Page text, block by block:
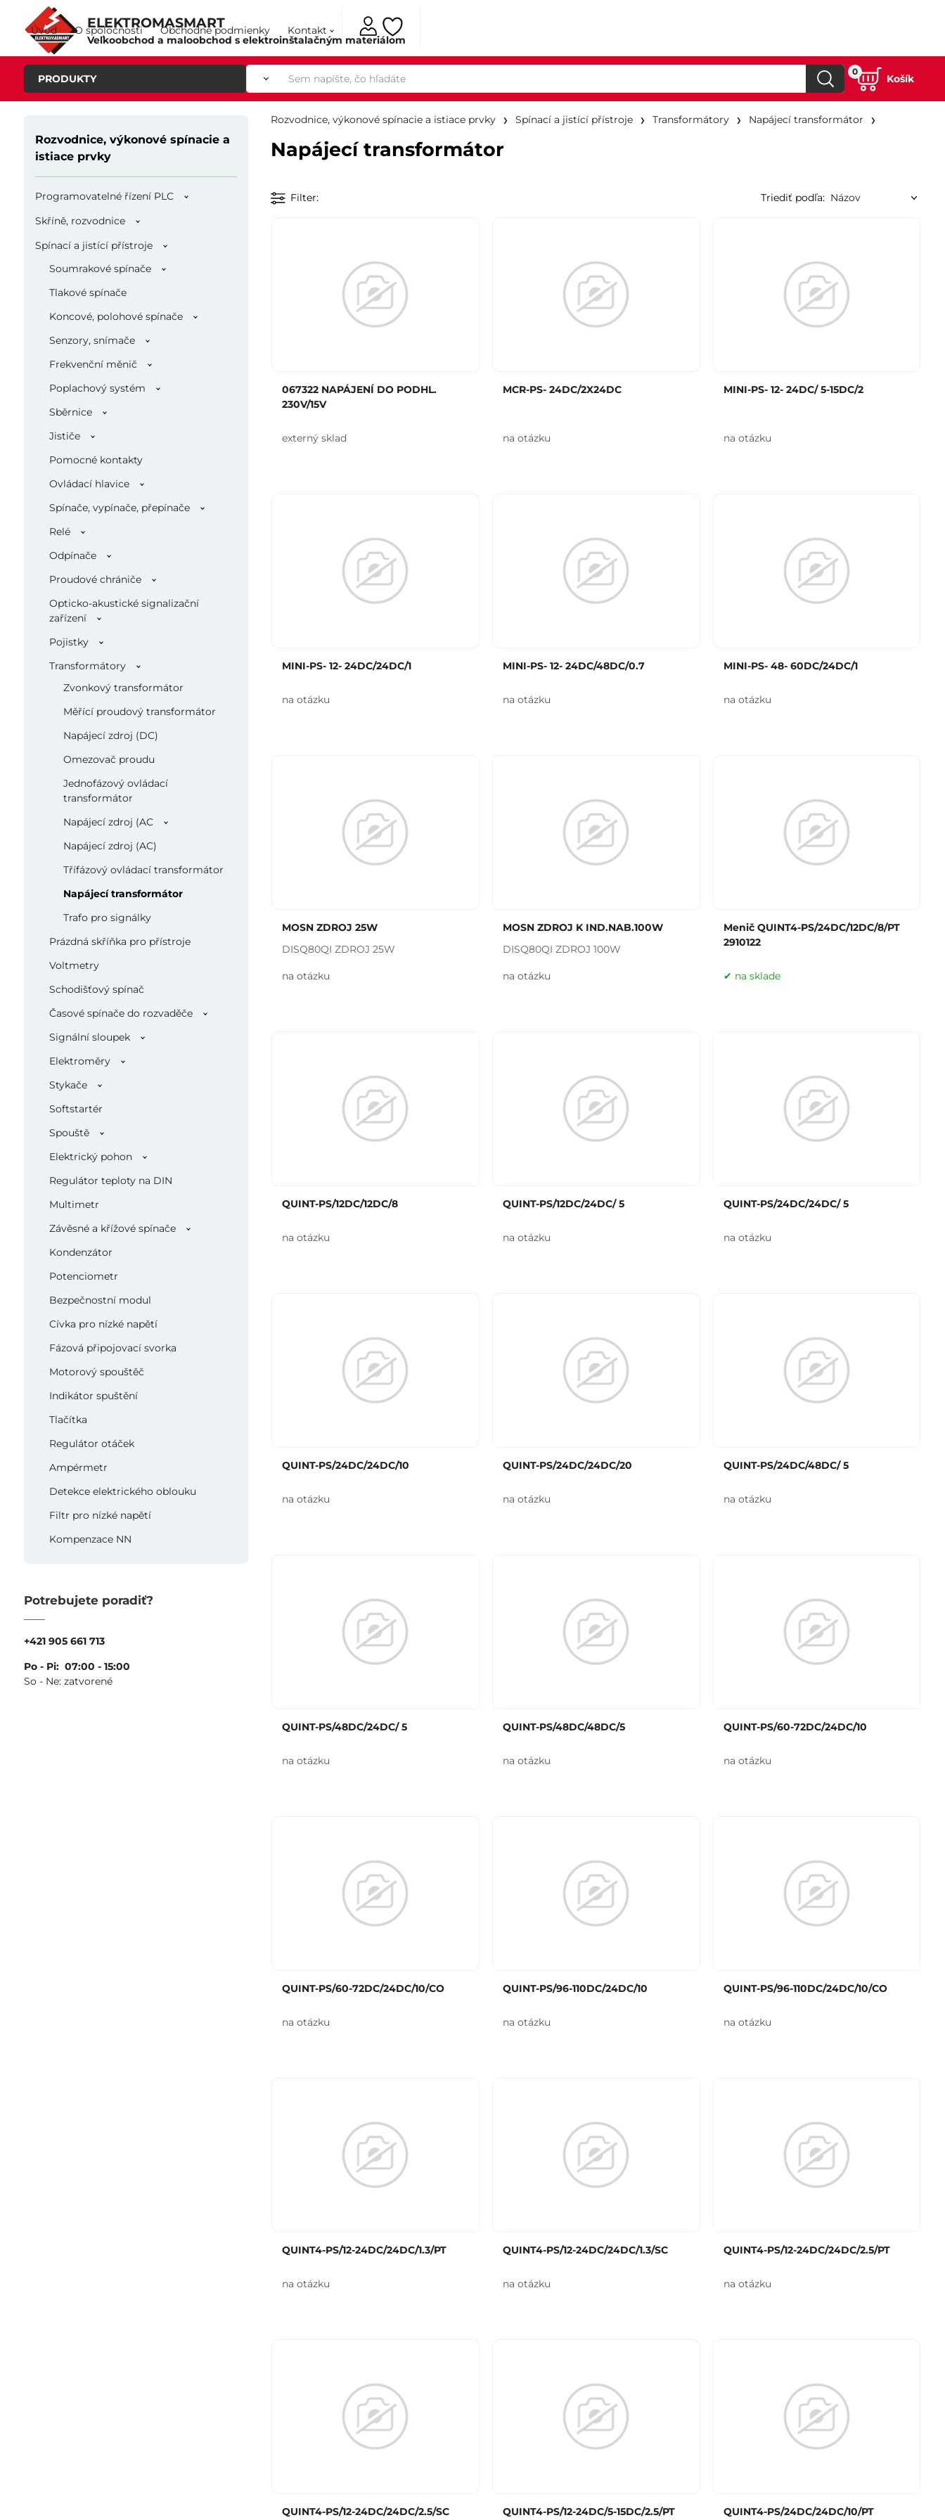
ELEKTROMASMART
Veľkoobchod a maloobchod s elektroinštalačným materiálom
Úvod O spoločnosti Obchodné podmienky Kontakt
PRODUKTY Košík
0
Rozvodnice, výkonové spínacie a
istiace prvky
Programovatelné řízení PLC
Skříně, rozvodnice
Spínací a jistící přístroje
Soumrakové spínače
Tlakové spínače
Koncové, polohové spínače
Senzory, snímače
Frekvenční měnič
Poplachový systém
Sběrnice
Jističe
Pomocné kontakty
Ovládací hlavice
Spínače, vypínače, přepínače
Relé
Odpínače
Proudové chrániče
Opticko-akustické signalizační
zařízení
Pojistky
Transformátory
Zvonkový transformátor
Měřící proudový transformátor
Napájecí zdroj (DC)
Omezovač proudu
Jednofázový ovládací
transformátor
Napájecí zdroj (AC
Napájecí zdroj (AC)
Třífázový ovládací transformátor
Napájecí transformátor
Trafo pro signálky
Prázdná skříňka pro přístroje
Voltmetry
Schodišťový spínač
Časové spínače do rozvaděče
Signální sloupek
Elektroměry
Stykače
Softstartér
Spouště
Elektrický pohon
Regulátor teploty na DIN
Multimetr
Závěsné a křížové spínače
Kondenzátor
Potenciometr
Bezpečnostní modul
Cívka pro nízké napětí
Fázová připojovací svorka
Motorový spouštěč
Indikátor spuštění
Tlačítka
Regulátor otáček
Ampérmetr
Detekce elektrického oblouku
Filtr pro nízké napětí
Kompenzace NN
Potrebujete poradiť?
+421 905 661 713
Po - Pi: 07:00 - 15:00
So - Ne: zatvorené
Rozvodnice, výkonové spínacie a istiace prvky Spínací a jistící přístroje Transformátory Napájecí transformátor
Napájecí transformátor
Filter Triediť podľa:
067322 NAPÁJENÍ DO PODHL.
230V/15V
externý sklad
MCR-PS- 24DC/2X24DC
na otázku
MINI-PS- 12- 24DC/ 5-15DC/2
na otázku
MINI-PS- 12- 24DC/24DC/1
na otázku
MINI-PS- 12- 24DC/48DC/0.7
na otázku
MINI-PS- 48- 60DC/24DC/1
na otázku
MOSN ZDROJ 25W
DISQ80QI ZDROJ 25W
na otázku
MOSN ZDROJ K IND.NAB.100W
DISQ80QI ZDROJ 100W
na otázku
Menič QUINT4-PS/24DC/12DC/8/PT
2910122
na sklade
QUINT-PS/12DC/12DC/8
na otázku
QUINT-PS/12DC/24DC/ 5
na otázku
QUINT-PS/24DC/24DC/ 5
na otázku
QUINT-PS/24DC/24DC/10
na otázku
QUINT-PS/24DC/24DC/20
na otázku
QUINT-PS/24DC/48DC/ 5
na otázku
QUINT-PS/48DC/24DC/ 5
na otázku
QUINT-PS/48DC/48DC/5
na otázku
QUINT-PS/60-72DC/24DC/10
na otázku
QUINT-PS/60-72DC/24DC/10/CO
na otázku
QUINT-PS/96-110DC/24DC/10
na otázku
QUINT-PS/96-110DC/24DC/10/CO
na otázku
QUINT4-PS/12-24DC/24DC/1.3/PT
na otázku
QUINT4-PS/12-24DC/24DC/1.3/SC
na otázku
QUINT4-PS/12-24DC/24DC/2.5/PT
na otázku
QUINT4-PS/12-24DC/24DC/2.5/SC QUINT4-PS/12-24DC/5-15DC/2.5/PT QUINT4-PS/24DC/24DC/10/PT